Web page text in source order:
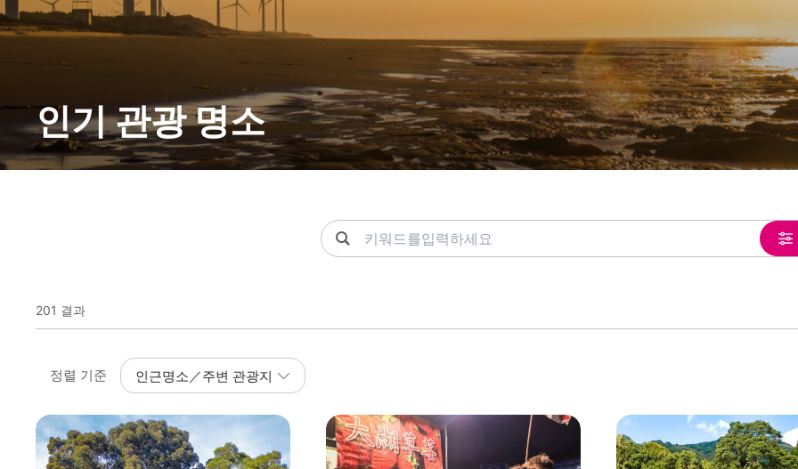
인기 관광 명소
關鍵字
201 결과
정렬 기준 인근명소／주변 관광지
신우뤼서 도로 주웨이 항구 스먼쉐이쿠(석문수고)